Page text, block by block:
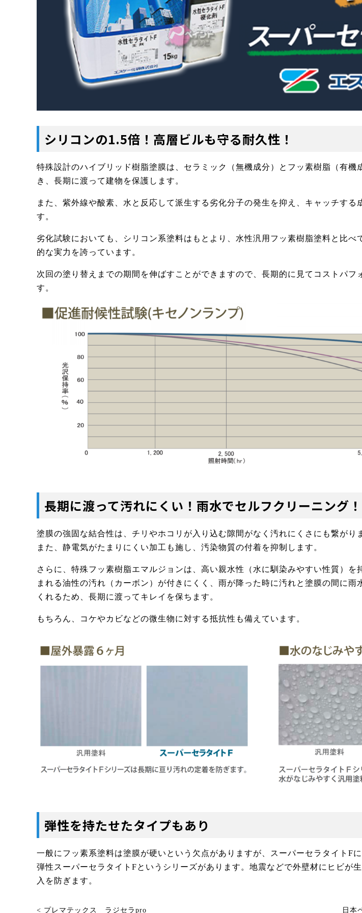
シリコンの1.5倍！高層ビルも守る耐久性！
特殊設計のハイブリッド樹脂塗膜は、セラミック（無機成分）とフッ素樹脂（有機
き、長期に渡って建物を保護します。
また、紫外線や酸素、水と反応して派生する劣化分子の発生を抑え、キャッチする
す。
劣化試験においても、シリコン系塗料はもとより、水性汎用フッ素樹脂塗料と比べ
的な実力を誇っています。
次回の塗り替えまでの期間を伸ばすことができますので、長期的に見てコストパフ
す。
長期に渡って汚れにくい！雨水でセルフクリーニング！
塗膜の強固な結合性は、チリやホコリが入り込む隙間がなく汚れにくさにも繋がり
また、静電気がたまりにくい加工も施し、汚染物質の付着を抑制します。
さらに、特殊フッ素樹脂エマルジョンは、高い親水性（水に馴染みやすい性質）を
まれる油性の汚れ（カーボン）が付きにくく、雨が降った時に汚れと塗膜の間に雨
くれるため、長期に渡ってキレイを保ちます。
もちろん、コケやカビなどの微生物に対する抵抗性も備えています。
弾性を持たせたタイプもあり
一般にフッ素系塗料は塗膜が硬いという欠点がありますが、スーパーセラタイトF
弾性スーパーセラタイトFというシリーズがあります。地震などで外壁材にヒビが
入を防ぎます。
< プレマテックス ラジセラpro 日本